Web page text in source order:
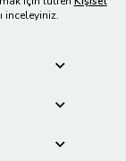
inceleyiniz.